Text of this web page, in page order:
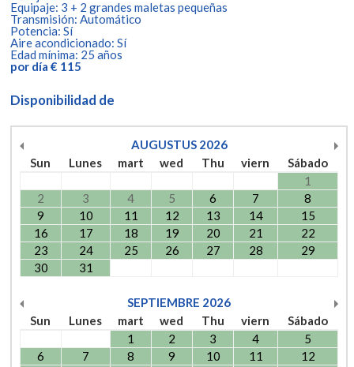
Equipaje: 3 + 2 grandes maletas pequeñas
Transmisión: Automático
Potencia: Sí
Aire acondicionado: Sí
Edad mínima: 25 años
por día € 115
Disponibilidad de
AUGUSTUS 2026
Sun
Lunes mart wed Thu viern
Sábado
1
2
3 4 5 6 7
8
9
10 11 12 13 14
15
16
17 18 19 20 21
22
23
24 25 26 27 28
29
30
31
SEPTIEMBRE 2026
Sun
Lunes mart wed Thu viern
Sábado
1
2 3 4
5
6
7 8 9 10 11
12